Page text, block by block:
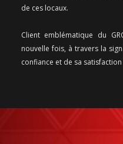
de ces locaux.
Client emblématique du
nouvelle fois, à travers la
confiance et de sa satisfaction